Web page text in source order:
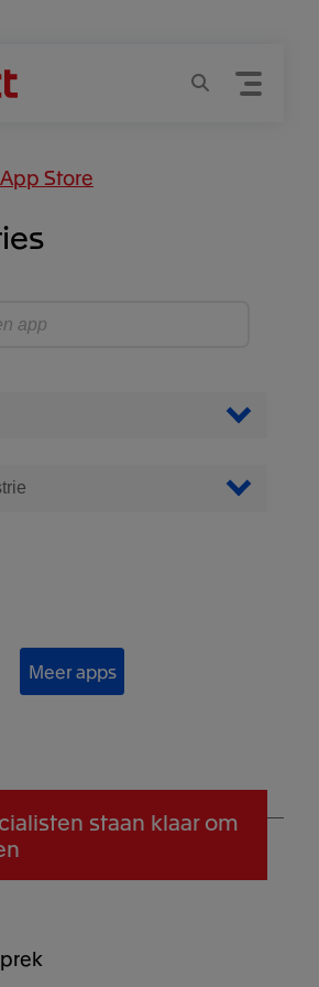
Menu
Zoeken
Store
Meer apps
staan klaar om